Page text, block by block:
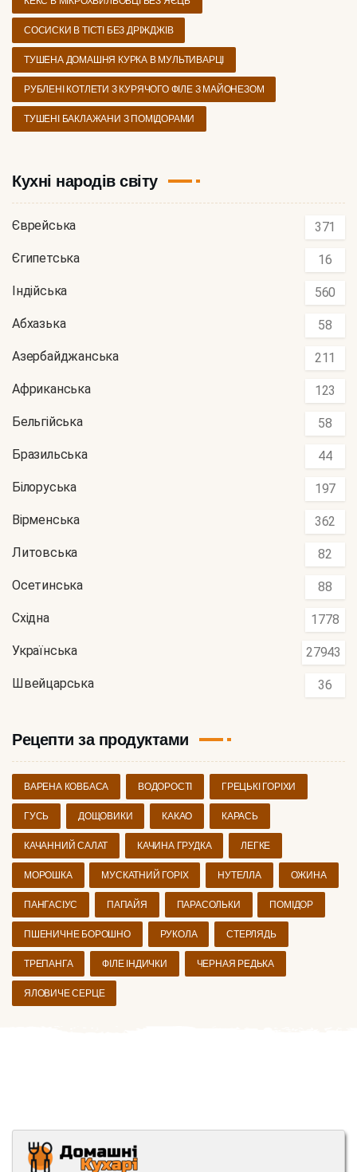
СОСИСКИ В ТІСТІ БЕЗ ДРІЖДЖІВ
ТУШЕНА ДОМАШНЯ КУРКА В МУЛЬТИВАРЦІ
РУБЛЕНІ КОТЛЕТИ З КУРЯЧОГО ФІЛЕ З МАЙОНЕЗОМ
ТУШЕНІ БАКЛАЖАНИ З ПОМІДОРАМИ
Кухні народів світу
Єврейська 371
Єгипетська 16
Індійська 560
Абхазька 58
Азербайджанська 211
Африканська 123
Бельгійська 58
Бразильська 44
Білоруська 197
Вірменська 362
Литовська 82
Осетинська 88
Східна 1778
Українська 27943
Швейцарська 36
Рецепти за продуктами
ВАРЕНА КОВБАСА ВОДОРОСТІ ГРЕЦЬКІ ГОРІХИ
ГУСЬ ДОЩОВИКИ КАКАО КАРАСЬ
КАЧАННИЙ САЛАТ КАЧИНА ГРУДКА ЛЕГКЕ
МОРОШКА МУСКАТНИЙ ГОРІХ НУТЕЛЛА ОЖИНА
ПАНГАСІУС ПАПАЙЯ ПАРАСОЛЬКИ ПОМІДОР
ПШЕНИЧНЕ БОРОШНО РУКОЛА СТЕРЛЯДЬ
ТРЕПАНГА ФІЛЕ ІНДИЧКИ ЧЕРНАЯ РЕДЬКА
ЯЛОВИЧЕ СЕРЦЕ